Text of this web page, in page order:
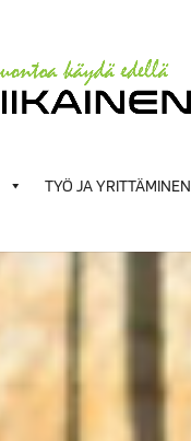
TYÖ JA YRITTÄMINEN